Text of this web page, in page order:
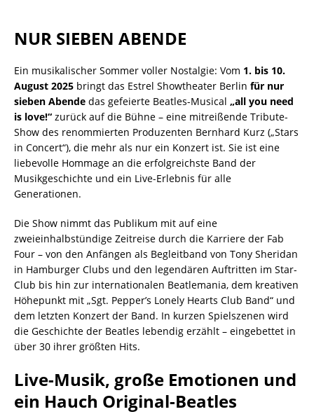
NUR SIEBEN ABENDE
Ein musikalischer Sommer voller Nostalgie: Vom 1. bis 10.
August 2025 bringt das Estrel Showtheater Berlin für nur
sieben Abende das gefeierte Beatles-Musical „all you need
is love!“ zurück auf die Bühne – eine mitreißende Tribute-
Show des renommierten Produzenten Bernhard Kurz („Stars
in Concert“), die mehr als nur ein Konzert ist. Sie ist eine
liebevolle Hommage an die erfolgreichste Band der
Musikgeschichte und ein Live-Erlebnis für alle
Generationen.
Die Show nimmt das Publikum mit auf eine
zweieinhalbstündige Zeitreise durch die Karriere der Fab
Four – von den Anfängen als Begleitband von Tony Sheridan
in Hamburger Clubs und den legendären Auftritten im Star-
Club bis hin zur internationalen Beatlemania, dem kreativen
Höhepunkt mit „Sgt. Pepper’s Lonely Hearts Club Band“ und
dem letzten Konzert der Band. In kurzen Spielszenen wird
die Geschichte der Beatles lebendig erzählt – eingebettet in
über 30 ihrer größten Hits.
Live-Musik, große Emotionen und
ein Hauch Original-Beatles